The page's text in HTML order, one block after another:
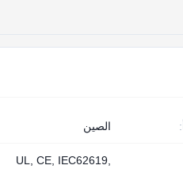
الصين
UL, CE, IEC62619,